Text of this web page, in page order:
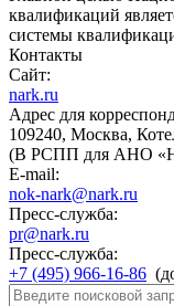
квалификаций
системы
Контакты
Сайт:
nark.ru
Адрес для
109240, Москва,
(В РСПП для АНО
E-mail:
nok-nark@nark.ru
Пресс-служба:
pr@nark.ru
Пресс-служба:
+7 (495) 966-16-86